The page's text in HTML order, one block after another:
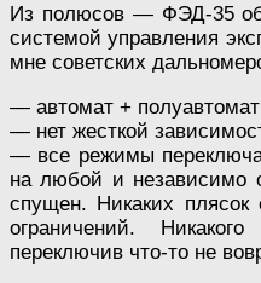
Из полюсов — ФЭД-35
системой управления
мне советских
— автомат + полуавтомат
— нет жесткой
— все режимы
на любой и независимо
спущен. Никаких
ограничений.
переключив что-то не